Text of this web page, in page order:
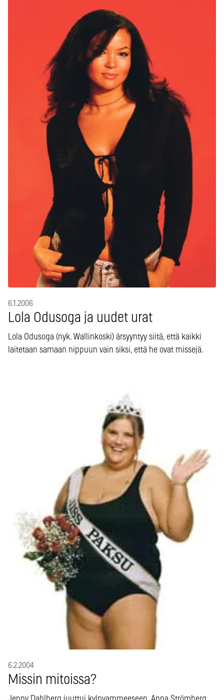
6.1.2006
Lola Odusoga ja uudet urat
Lola Odusoga (nyk. Wallinkoski) ärsyyntyy siitä, että kaikki
laitetaan samaan nippuun vain siksi, että he ovat missejä.
6.2.2004
Missin mitoissa?